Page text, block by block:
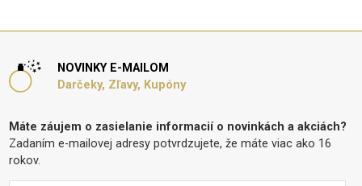
NOVINKY E-MAILOM
Darčeky, Zľavy, Kupóny
Máte záujem o zasielanie informacií o novinkách a akciách?
Zadaním e-mailovej adresy potvrdzujete, že máte viac ako 16
rokov.